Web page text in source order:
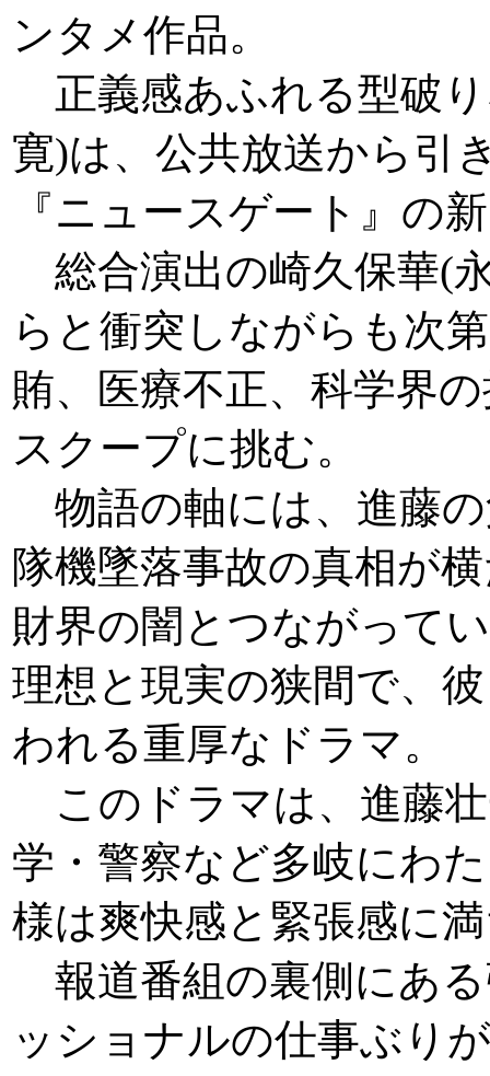
ンタメ作品。
正義感あふれる型破
寛)は、公共放送から引
『ニュースゲート』の
総合演出の崎久保華(
らと衝突しながらも次
賄、医療不正、科学界
スクープに挑む。
物語の軸には、進藤
隊機墜落事故の真相が
財界の闇とつながって
理想と現実の狭間で、
われる重厚なドラマ。
このドラマは、進藤
学・警察など多岐にわ
様は爽快感と緊張感に
報道番組の裏側にあ
ッショナルの仕事ぶり